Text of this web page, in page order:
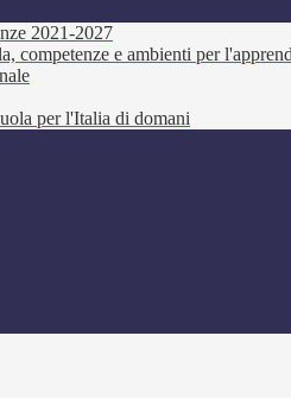
2021-2027
competenze e ambienti per
per l'Italia di domani